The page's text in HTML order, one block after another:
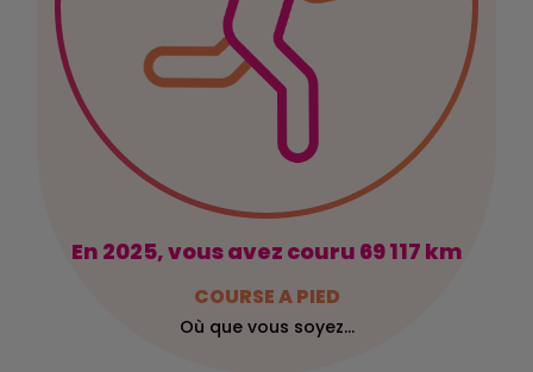
COURSE A PIED
Où que vous soyez...
En 2025, vous avez couru 69 117 km